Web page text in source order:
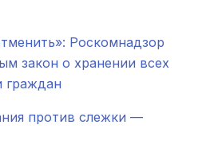
Роскомнадзор
закон о хранении всех
граждан
против слежки —